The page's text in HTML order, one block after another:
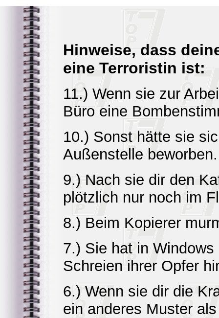
Hinweise, dass
eine Terroristin ist:
11.) Wenn sie zur
Büro eine
10.) Sonst hätte sie
Außenstelle beworben.
9.) Nach sie dir den
plötzlich nur noch im
8.) Beim Kopierer
7.) Sie hat in
Schreien ihrer Opfer
6.) Wenn sie dir die
ein anderes Muster